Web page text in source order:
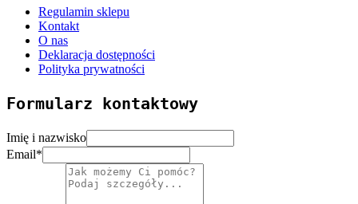
Regulamin sklepu
Kontakt
O nas
Deklaracja dostępności
Polityka prywatności
Formularz kontaktowy
Imię i nazwisko
Email*